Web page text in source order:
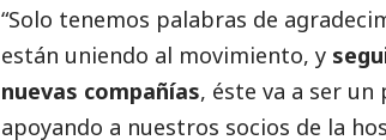
“Solo tenemos palabras de
están uniendo al movimiento, y
nuevas compañías, éste va a ser
apoyando a nuestros socios de la